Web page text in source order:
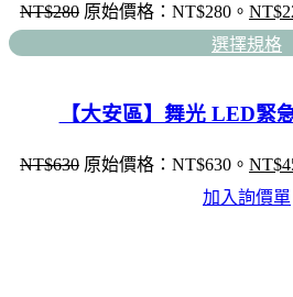
NT$280 原始價格：NT$280。 NT$
選擇規格
【大安區】舞光 LED緊
NT$630 原始價格：NT$630。 NT$
加入詢價單